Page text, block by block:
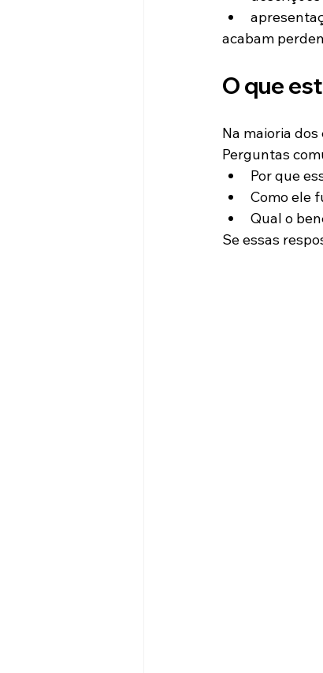
acabam
O que
Na maioria
Perguntas
Por que
Como ele
Qual o
Se essas